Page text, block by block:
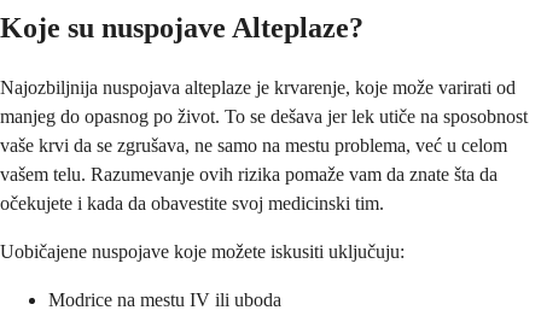
Koje su nuspojave Alteplaze?
Najozbiljnija nuspojava alteplaze je krvarenje, koje može varirati od
manjeg do opasnog po život. To se dešava jer lek utiče na sposobnost
vaše krvi da se zgrušava, ne samo na mestu problema, već u celom
vašem telu. Razumevanje ovih rizika pomaže vam da znate šta da
očekujete i kada da obavestite svoj medicinski tim.
Uobičajene nuspojave koje možete iskusiti uključuju:
Modrice na mestu IV ili uboda